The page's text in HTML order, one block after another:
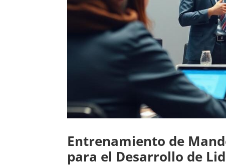
Entrenamiento de
para el Desarrollo de